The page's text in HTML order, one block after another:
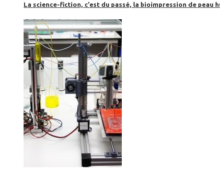
La science-fiction, c’est du passé, la bioimpression de peau